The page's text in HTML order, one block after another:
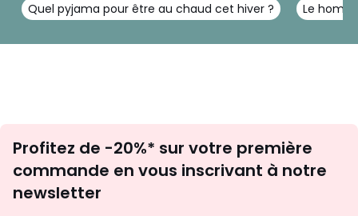
Quel pyjama pour être au chaud cet hiver ? Le
newsletter
Profitez de -20%* sur votre première
commande en vous inscrivant à notre
newsletter